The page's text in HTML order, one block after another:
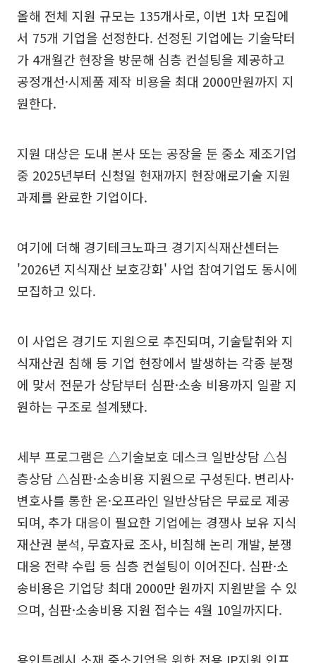
올해 전체 지원 규모는 135개사로, 이번 1차 모집에
서 75개 기업을 선정한다. 선정된 기업에는 기술닥터
가 4개월간 현장을 방문해 심층 컨설팅을 제공하고
공정개선·시제품 제작 비용을 최대 2000만원까지 지
원한다.
지원 대상은 도내 본사 또는 공장을 둔 중소 제조기업
중 2025년부터 신청일 현재까지 현장애로기술 지원
과제를 완료한 기업이다.
여기에 더해 경기테크노파크 경기지식재산센터는
'2026년 지식재산 보호강화' 사업 참여기업도 동시에
모집하고 있다.
이 사업은 경기도 지원으로 추진되며, 기술탈취와 지
식재산권 침해 등 기업 현장에서 발생하는 각종 분쟁
에 맞서 전문가 상담부터 심판·소송 비용까지 일괄 지
원하는 구조로 설계됐다.
세부 프로그램은 △기술보호 데스크 일반상담 △심
층상담 △심판·소송비용 지원으로 구성된다. 변리사·
변호사를 통한 온·오프라인 일반상담은 무료로 제공
되며, 추가 대응이 필요한 기업에는 경쟁사 보유 지식
재산권 분석, 무효자료 조사, 비침해 논리 개발, 분쟁
대응 전략 수립 등 심층 컨설팅이 이어진다. 심판·소
송비용은 기업당 최대 2000만 원까지 지원받을 수 있
으며, 심판·소송비용 지원 접수는 4월 10일까지다.
용인특례시 소재 중소기업을 위한 전용 IP지원 인프